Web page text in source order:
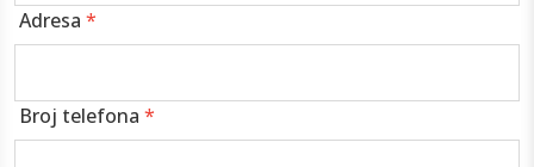
Adresa *
Broj telefona *